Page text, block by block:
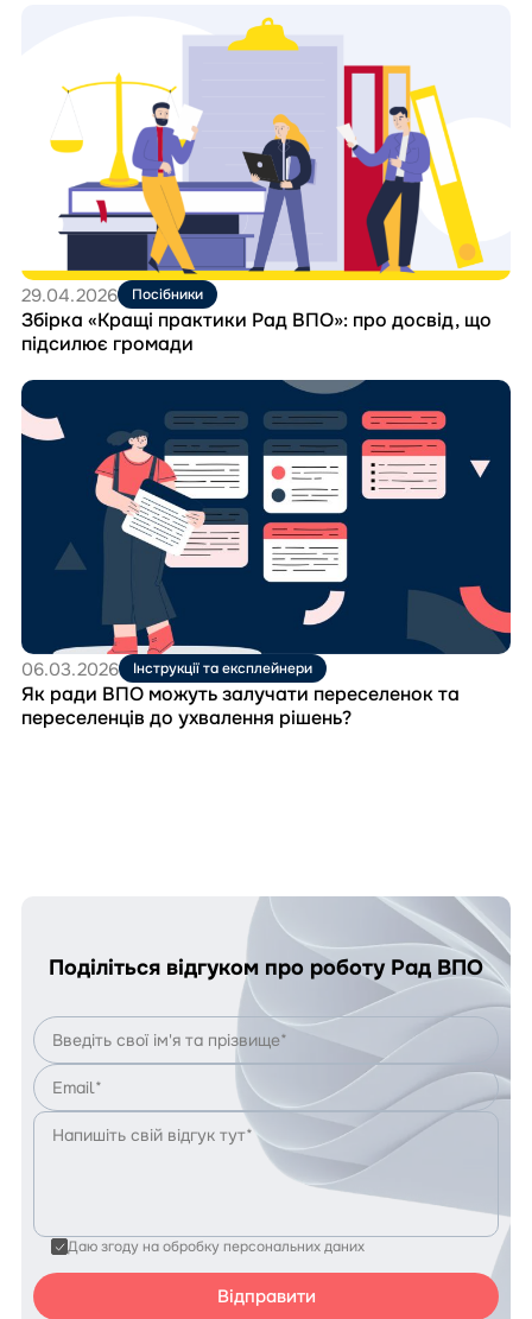
Збірка
досвід,
громади
29.04.2026 Посібники
Збірка «Кращі практики Рад ВПО»: про досвід, що
підсилює громади
Перейти
до
матеріала
залучати
переселенок
ухвалення
рішень?
06.03.2026 Інструкції та експлейнери
Як ради ВПО можуть залучати переселенок та
переселенців до ухвалення рішень?
Поділіться відгуком про роботу Рад ВПО
Даю згоду на обробку персональних даних